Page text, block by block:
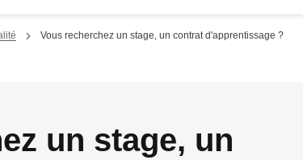
Vous recherchez un stage, un contrat d'apprentissage ?
un stage, un